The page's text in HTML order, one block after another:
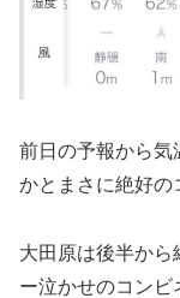
前日の予報から気
かとまさに絶好の
大田原は後半から
ー泣かせのコン